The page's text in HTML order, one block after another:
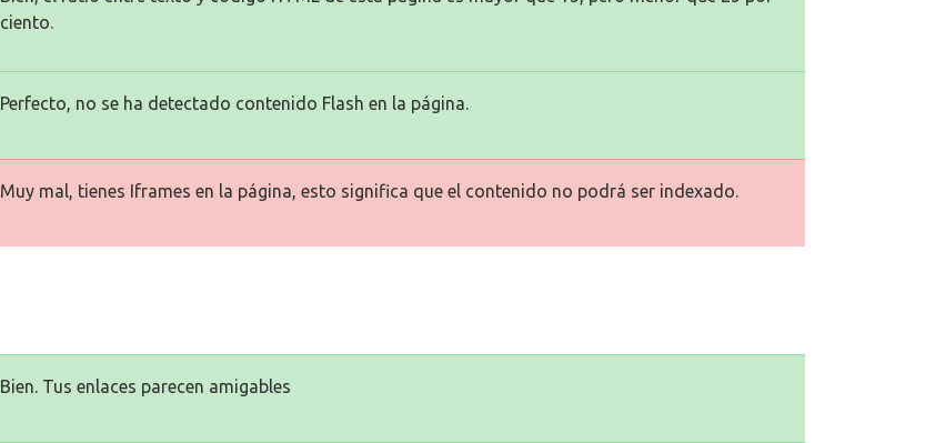
ciento.
Perfecto, no se ha detectado contenido Flash en la página.
Muy mal, tienes Iframes en la página, esto significa que el contenido no podrá ser indexado.
Bien. Tus enlaces parecen amigables